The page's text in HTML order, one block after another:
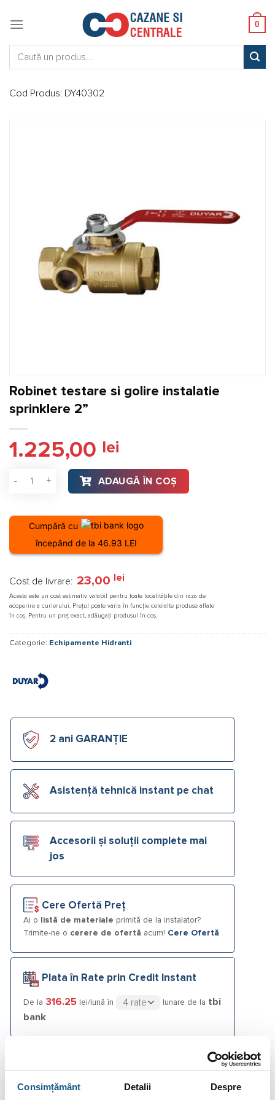
Consimțământ Detalii Despre
0
Cod Produs: DY40302
Robinet testare si golire instalatie
sprinklere 2”
1.225,00 lei
Cantitate Robinet testare si golire instalatie sprinklere 2”
ADAUGĂ ÎN COȘ
Cumpără cu
începând de la 46.93 LEI
Cost de livrare: 23,00 lei
Acesta este un cost estimativ valabil pentru toate localitățile din raza de
acoperire a curierului. Prețul poate varia în funcție celelalte produse aflate
în coș. Pentru un preț exact, adăugați produsul în coș.
Categorie: Echipamente Hidranti
2 ani GARANȚIE
Asistență tehnică instant pe chat
Accesorii și soluții complete mai
jos
Cere Ofertă Preț
Ai o listă de materiale primită de la instalator?
Trimite-ne o cerere de ofertă acum! Cere Ofertă
Plata în Rate prin Credit Instant
De la 316.25 lei/lună în lunare de la tbi
bank
Fotografiile produselor au caracter informativ și pot
conține accesorii neincluse în pachetele standard. De
asemenea, unele specificații pot fi modificate de către